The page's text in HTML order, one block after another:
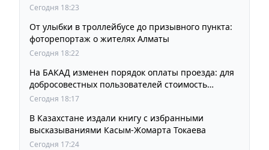
Сегодня 18:23
От улыбки в троллейбусе до призывного пункта:
фоторепортаж о жителях Алматы
Сегодня 18:22
На БАКАД изменен порядок оплаты проезда: для
добросовестных пользователей стоимость
остается прежней
Сегодня 18:17
В Казахстане издали книгу с избранными
высказываниями Касым-Жомарта Токаева
Сегодня 17:24